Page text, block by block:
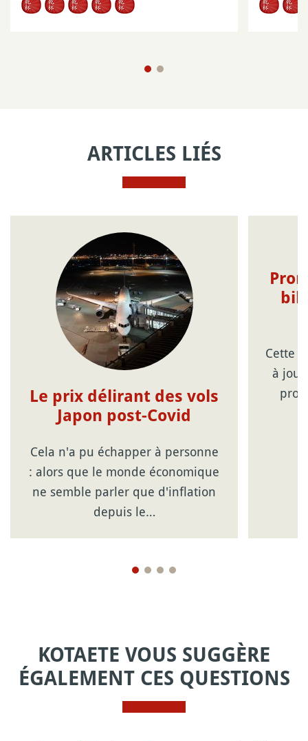
ARTICLES LIÉS
Le prix délirant des vols
Japon post-Covid
Cela n'a pu échapper à personne
: alors que le monde économique
ne semble parler que d'inflation
depuis le…
Cette
à
KOTAETE VOUS SUGGÈRE
ÉGALEMENT CES QUESTIONS